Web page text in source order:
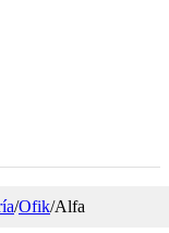
/Ofik/Alfa